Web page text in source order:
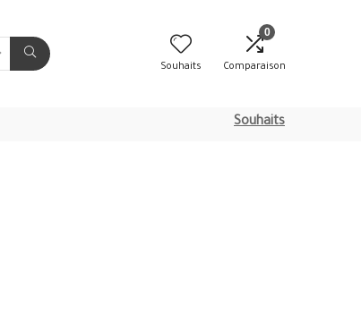
Souhaits
0
Comparaison
Souhaits